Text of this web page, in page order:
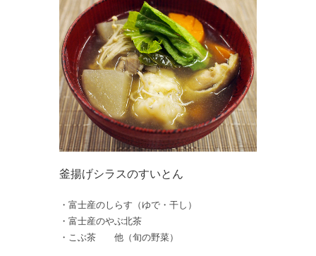
釜揚げシラスのすいとん
・富士産のしらす（ゆで・干し）
・富士産のやぶ北茶
・こぶ茶 他（旬の野菜）